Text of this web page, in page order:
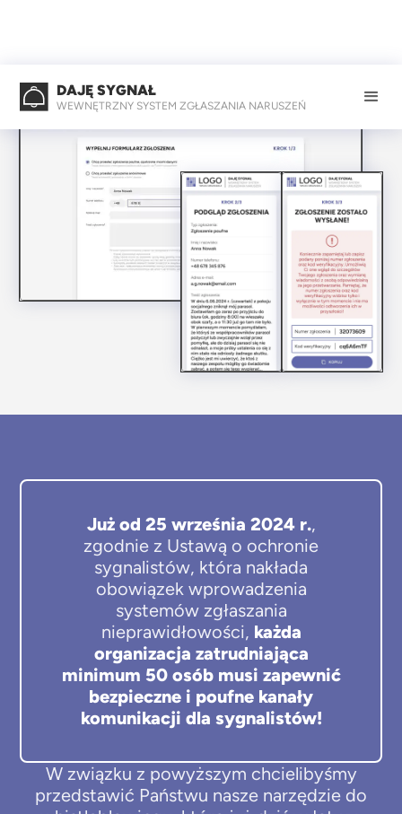
DAJĘ SYGNAŁ
WEWNĘTRZNY SYSTEM ZGŁASZANIA NARUSZEŃ
Już od 25 września 2024 r.,
zgodnie z Ustawą o ochronie
sygnalistów, która nakłada
obowiązek wprowadzenia
systemów zgłaszania
nieprawidłowości, każda
organizacja zatrudniająca
minimum 50 osób musi zapewnić
bezpieczne i poufne kanały
komunikacji dla sygnalistów!
W związku z powyższym chcielibyśmy
przedstawić Państwu nasze narzędzie do